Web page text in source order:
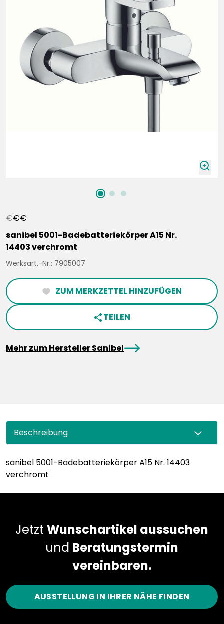
zoomIn
€€€
sanibel 5001-Badebatteriekörper A15 Nr.
14403 verchromt
Werksart.-Nr.: 7905007
heartFilled ZUM MERKZETTEL HINZUFÜGEN
share TEILEN
Mehr zum Hersteller SanibelarrowRight
Beschreibung
sanibel 5001-Badebatteriekörper A15 Nr. 14403
verchromt
Jetzt Wunschartikel aussuchen
und Beratungstermin
vereinbaren.
AUSSTELLUNG IN IHRER NÄHE FINDEN